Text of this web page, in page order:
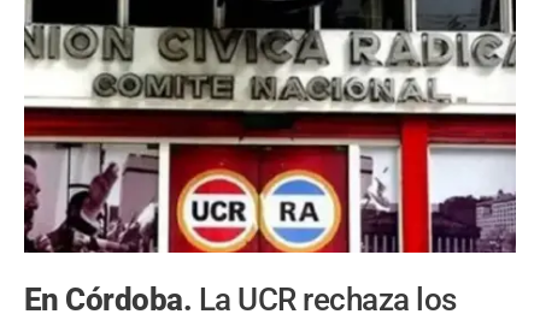
En Córdoba. La UCR rechaza los